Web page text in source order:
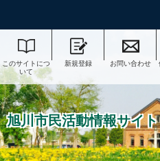
このサイトにつ
いて
新規登録 お問い合わせ
旭川市民活動情報サイ